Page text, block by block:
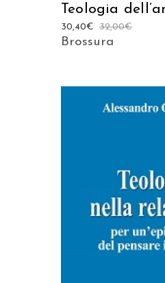
Teologia
32,00€
30,40€
Brossura